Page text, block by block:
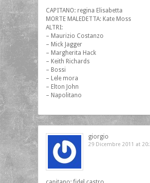
CAPITANO: regina Elisabetta
MORTE MALEDETTA: Kate Moss
ALTRI:
– Maurizio Costanzo
– Mick Jagger
– Margherita Hack
– Keith Richards
– Bossi
– Lele mora
– Elton John
– Napolitano
giorgio
29 Dicembre 2011 at